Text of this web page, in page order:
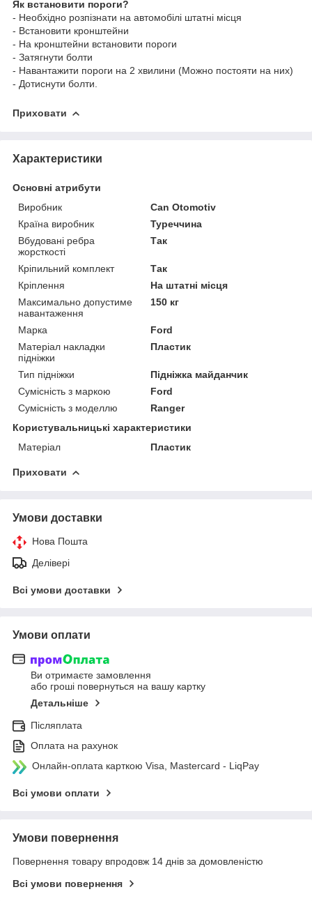
Як встановити пороги?
- Необхідно розпізнати на автомобілі штатні місця
- Встановити кронштейни
- На кронштейни встановити пороги
- Затягнути болти
- Навантажити пороги на 2 хвилини (Можно постояти на них)
- Дотиснути болти.
Приховати
Характеристики
Основні атрибути
Виробник
Can Otomotiv
Країна виробник
Туреччина
Вбудовані ребра
жорсткості
Так
Кріпильний комплект
Так
Кріплення
На штатні місця
Максимально допустиме
навантаження
150 кг
Марка
Ford
Матеріал накладки
підніжки
Пластик
Тип підніжки
Підніжка майданчик
Сумісність з маркою
Ford
Сумісність з моделлю
Ranger
Користувальницькі характеристики
Матеріал
Пластик
Приховати
Умови доставки
Нова Пошта
Делівері
Всі умови доставки
Умови оплати
Ви отримаєте замовлення
або гроші повернуться на вашу картку
Детальніше
Післяплата
Оплата на рахунок
Онлайн-оплата карткою Visa, Mastercard - LiqPay
Всі умови оплати
Умови повернення
Повернення товару впродовж 14 днів за домовленістю
Всі умови повернення